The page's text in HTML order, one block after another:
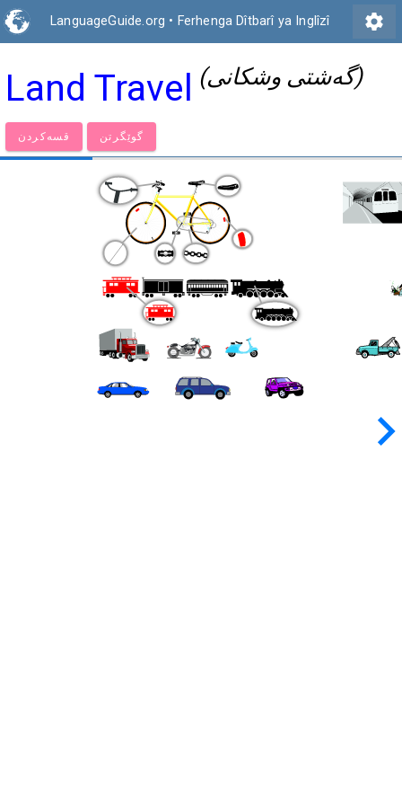
LanguageGuide.org • Ferhenga Dîtbarî ya Inglîzî settings
Land Travel (گەشتی وشکانی)
قسەكردن گوێگرتن